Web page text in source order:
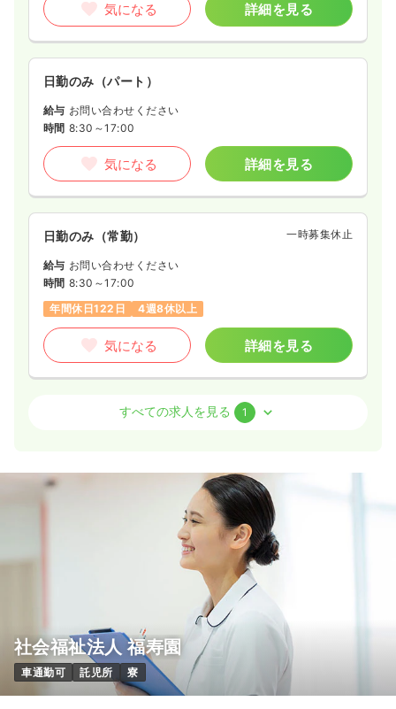
気になる 詳細を見る
日勤のみ（パート）
給与 お問い合わせください
時間 8:30～17:00
気になる 詳細を見る
日勤のみ（常勤） 一時募集休止
給与 お問い合わせください
時間 8:30～17:00
年間休日122日
4週8休以上
気になる 詳細を見る
給与 賞与5.5ヶ月
（休憩50分）
月給34万円以上可
詳細を見る
すべての求人を見る 1
社会福祉法人 福寿園
車通勤可 託児所 寮